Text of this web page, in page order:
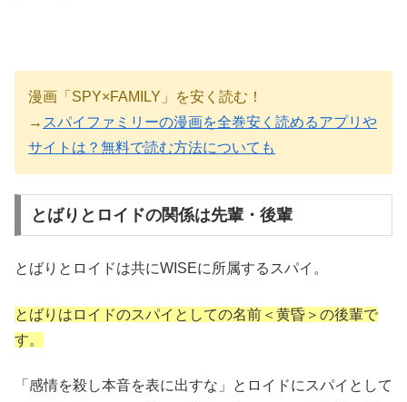
漫画「SPY×FAMILY」を安く読む！
→ スパイファミリーの漫画を全巻安く読めるアプリや
サイトは？無料で読む方法についても
とばりとロイドの関係は先輩・後輩
とばりとロイドは共にWISEに所属するスパイ。
とばりはロイドのスパイとしての名前＜黄昏＞の後輩で
す。
「感情を殺し本音を表に出すな」とロイドにスパイとして